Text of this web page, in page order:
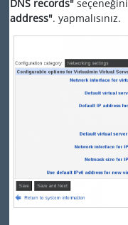
DNS records" seçeneğini
address". yapmalısınız.